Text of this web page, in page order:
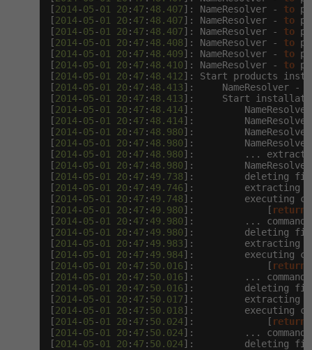
[2014-05-01 20: 47 : 48.407]: NameResolver - to
[2014-05-01 20: 47 : 48.407]: NameResolver - to
[2014-05-01 20: 47 : 48.407]: NameResolver - to
[2014-05-01 20: 47 : 48.408]: NameResolver - to
[2014-05-01 20: 47 : 48.409]: NameResolver - to
[2014-05-01 20: 47 : 48.410]: NameResolver - to
[2014-05-01 20: 47 : 48.412]: Start products
[2014-05-01 20: 47 : 48.413]:     NameResolver -
[2014-05-01 20: 47 : 48.413]:     Start installation
[2014-05-01 20: 47 : 48.414]:
[2014-05-01 20: 47 : 48.414]:
[2014-05-01 20: 47 : 48.980]:
[2014-05-01 20: 47 : 48.980]:
[2014-05-01 20: 47 : 48.980]:         ...
[2014-05-01 20: 47 : 48.980]:
[2014-05-01 20: 47 : 49.738]:         deleting file:
[2014-05-01 20: 47 : 49.746]:         extracting
[2014-05-01 20: 47 : 49.748]:         executing
[2014-05-01 20: 47 : 49.980]:             [ return
[2014-05-01 20: 47 : 49.980]:         ... command
[2014-05-01 20: 47 : 49.980]:         deleting file:
[2014-05-01 20: 47 : 49.983]:         extracting
[2014-05-01 20: 47 : 49.984]:         executing
[2014-05-01 20: 47 : 50.016]:             [ return
[2014-05-01 20: 47 : 50.016]:         ... command
[2014-05-01 20: 47 : 50.016]:         deleting file:
[2014-05-01 20: 47 : 50.017]:         extracting
[2014-05-01 20: 47 : 50.018]:         executing
[2014-05-01 20: 47 : 50.024]:             [ return
[2014-05-01 20: 47 : 50.024]:         ... command
[2014-05-01 20: 47 : 50.024]:         deleting file: